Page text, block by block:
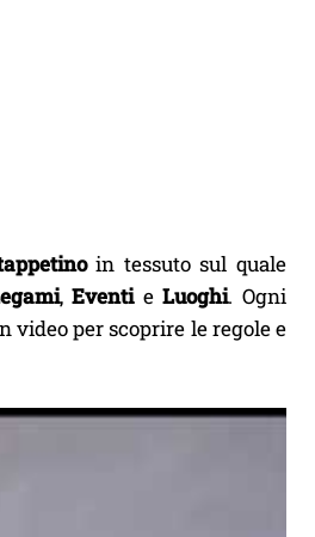
in tessuto sul quale
,EventieLuoghi. Ogni
video per scoprire le regole e